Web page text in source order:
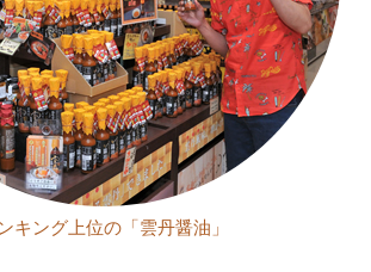
キング上位の「雲丹醤油」